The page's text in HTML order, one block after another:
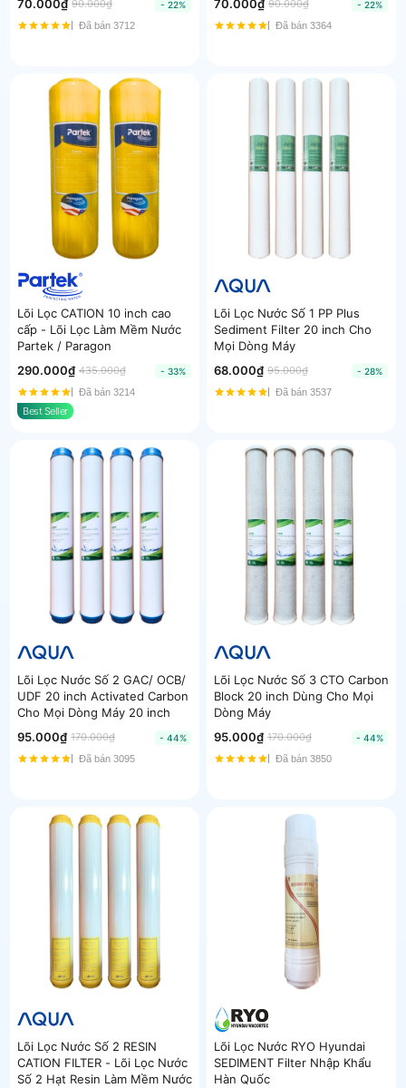
70.000₫ 90.000₫
- 22%
Đã bán 3712
70.000₫ 90.000₫
- 22%
Đã bán 3364
Lõi Lọc CATION 10 inch cao
cấp - Lõi Lọc Làm Mềm Nước
Partek / Paragon
290.000₫ 435.000₫
- 33%
Đã bán 3214
Best Seller
Lõi Lọc Nước Số 1 PP Plus
Sediment Filter 20 inch Cho
Mọi Dòng Máy
68.000₫ 95.000₫
- 28%
Đã bán 3537
Lõi Lọc Nước Số 2 GAC/ OCB/
UDF 20 inch Activated Carbon
Cho Mọi Dòng Máy 20 inch
95.000₫ 170.000₫
- 44%
Đã bán 3095
Lõi Lọc Nước Số 3 CTO Carbon
Block 20 inch Dùng Cho Mọi
Dòng Máy
95.000₫ 170.000₫
- 44%
Đã bán 3850
Lõi Lọc Nước Số 2 RESIN
CATION FILTER - Lõi Lọc Nước
Số 2 Hạt Resin Làm Mềm Nước
Lõi Lọc Nước RYO Hyundai
SEDIMENT Filter Nhập Khẩu
Hàn Quốc